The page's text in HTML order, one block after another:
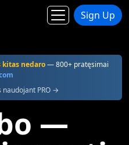
Sign Up
kitas nedaro— 800+ pratęsimai
naudojant PRO →
—